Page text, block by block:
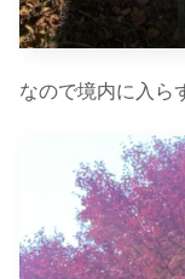
なので境内に入ら